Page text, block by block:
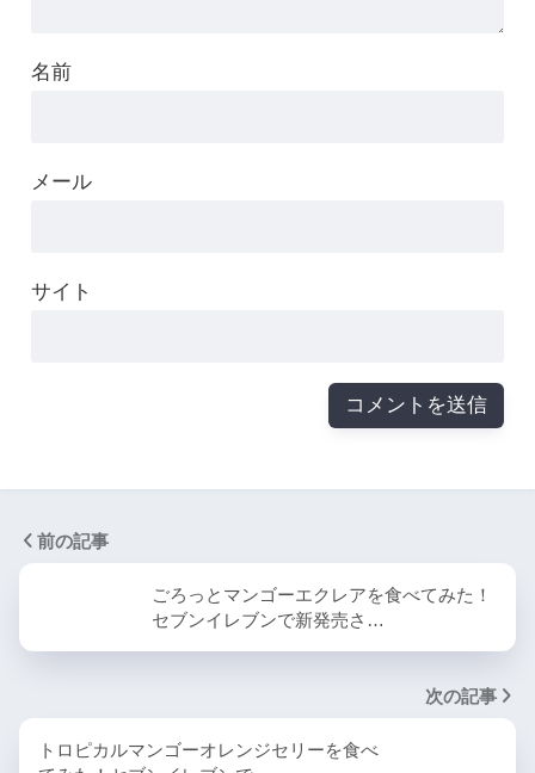
名前
メール
サイト
前の記事
ごろっとマンゴーエクレアを食べてみた！
セブンイレブンで新発売さ…
次の記事
トロピカルマンゴーオレンジセリーを食べ